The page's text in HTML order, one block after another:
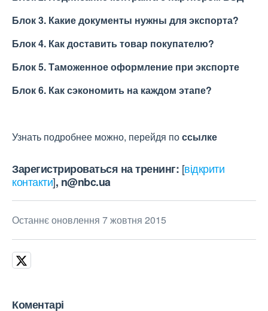
Блок 3. Какие документы нужны для экспорта?
Блок 4. Как доставить товар покупателю?
Блок 5. Таможенное оформление при экспорте
Блок 6. Как сэкономить на каждом этапе?
Узнать подробнее можно, перейдя поссылке
Зарегистрироваться на тренинг: [відкрити
контакти], n@nbc.ua
Останнє оновлення 7 жовтня 2015
Коментарі